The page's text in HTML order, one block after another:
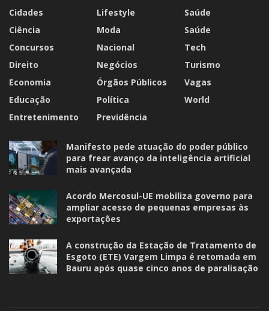
Cidades
Ciência
Concursos
Direito
Economia
Educação
Entretenimento
Lifestyle
Moda
Nacional
Negócios
Órgãos Públicos
Política
Previdência
Saúde
Saúde
Tech
Turismo
Vagas
World
Manifesto pede atuação do poder público
para frear avanço da inteligência artificial
mais avançada
Acordo Mercosul-UE mobiliza governo para
ampliar acesso de pequenas empresas às
exportações
A construção da Estação de Tratamento de
Esgoto (ETE) Vargem Limpa é retomada em
Bauru após quase cinco anos de paralisação